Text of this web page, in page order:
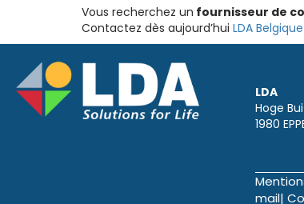
Vous recherchez un fournisseur de
Contactez dès aujourd’hui LDA Belgique
LDA
Hoge
1980
mail|